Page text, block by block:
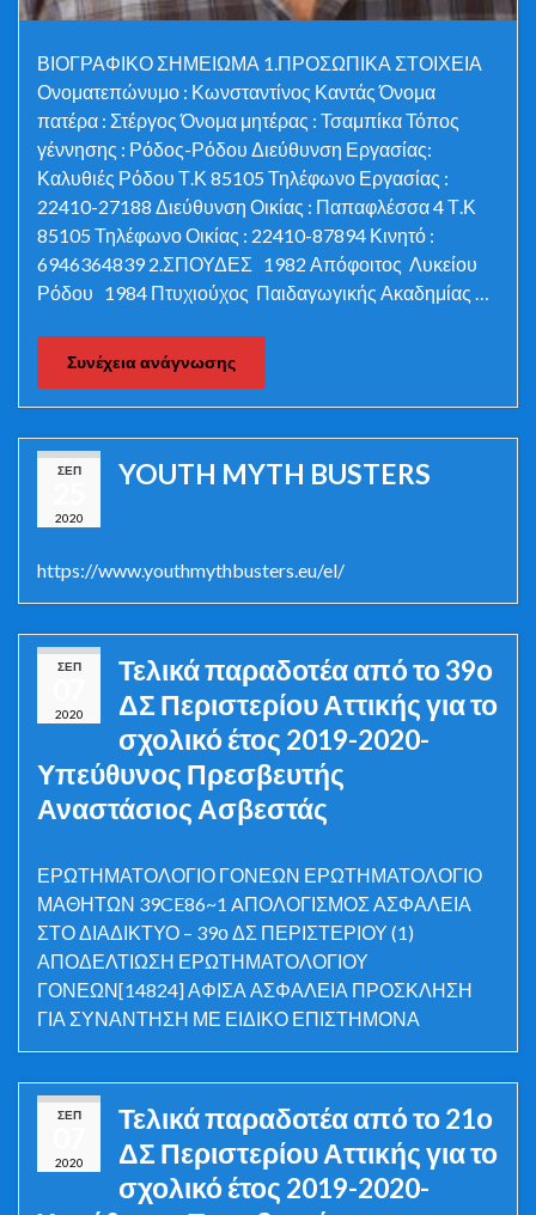
ΒΙΟΓΡΑΦΙΚΟ ΣΗΜΕΙΩΜΑ 1.ΠΡΟΣΩΠΙΚΑ ΣΤΟΙΧΕΙΑ
Ονοματεπώνυμο : Κωνσταντίνος Καντάς Όνομα
πατέρα : Στέργος Όνομα μητέρας : Τσαμπίκα Τόπος
γέννησης : Ρόδος-Ρόδου Διεύθυνση Εργασίας:
Καλυθιές Ρόδου Τ.Κ 85105 Τηλέφωνο Εργασίας :
22410-27188 Διεύθυνση Οικίας : Παπαφλέσσα 4 Τ.Κ
85105 Τηλέφωνο Οικίας : 22410-87894 Κινητό :
6946364839 2.ΣΠΟΥΔΕΣ 1982 Απόφοιτος Λυκείου
Ρόδου 1984 Πτυχιούχος Παιδαγωγικής Ακαδημίας …
Συνέχεια ανάγνωσης
ΣΕΠ
2020
YOUTH MYTH BUSTERS
https://www.youthmythbusters.eu/el/
ΣΕΠ
2020
Τελικά παραδοτέα από το 39ο
ΔΣ Περιστερίου Αττικής για το
σχολικό έτος 2019-2020-
Υπεύθυνος Πρεσβευτής
Αναστάσιος Ασβεστάς
ΕΡΩΤΗΜΑΤΟΛΟΓΙΟ ΓΟΝΕΩΝ ΕΡΩΤΗΜΑΤΟΛΟΓΙΟ
ΜΑΘΗΤΩΝ 39CE86~1 AΠΟΛΟΓΙΣΜΟΣ ΑΣΦΑΛΕΙΑ
ΣΤΟ ΔΙΑΔΙΚΤΥΟ – 39ο ΔΣ ΠΕΡΙΣΤΕΡΙΟΥ (1)
ΑΠΟΔΕΛΤΙΩΣΗ ΕΡΩΤΗΜΑΤΟΛΟΓΙΟΥ
ΓΟΝΕΩΝ[14824] ΑΦΙΣΑ ΑΣΦΑΛΕΙΑ ΠΡΟΣΚΛΗΣΗ
ΓΙΑ ΣΥΝΑΝΤΗΣΗ ΜΕ ΕΙΔΙΚΟ ΕΠΙΣΤΗΜΟΝΑ
ΣΕΠ
2020
Τελικά παραδοτέα από το 21ο
ΔΣ Περιστερίου Αττικής για το
σχολικό έτος 2019-2020-